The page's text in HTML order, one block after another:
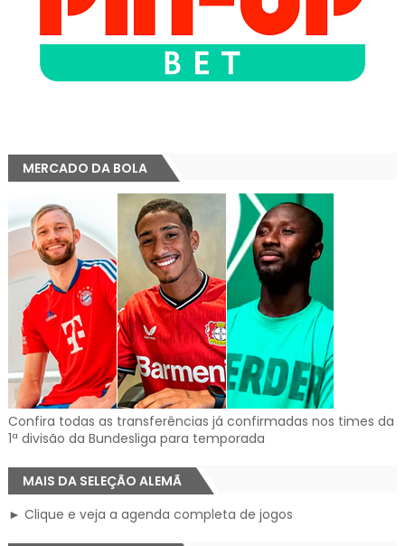
MERCADO DA BOLA
Confira todas as transferências já confirmadas nos times da
1ª divisão da Bundesliga para temporada
MAIS DA SELEÇÃO ALEMÃ
► Clique e veja a agenda completa de jogos